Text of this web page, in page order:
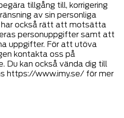
tillgång till, korrigering
av sin personliga
har också rätt att motsätta
personuppgifter samt att
uppgifter. För att utöva
kontakta oss på
. Du kan också vända dig till
https://www.imy.se/ för mer